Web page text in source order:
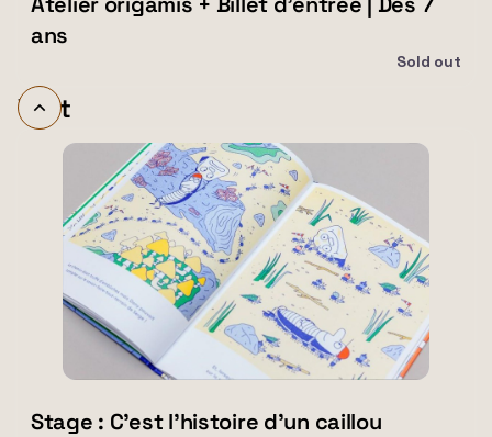
ans
Sold out
Visit
Stage
l'histoire
caillou
Stage : C'est l'histoire d'un caillou